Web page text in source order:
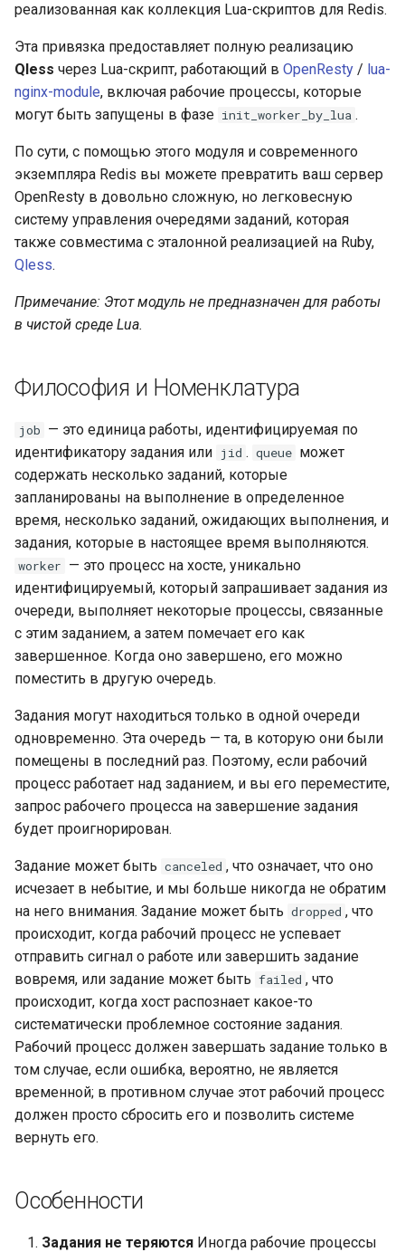
cgi
combined-upstreams
compression-normalize
concat
cookie-flag
coolkit
dav-ext
delay
doh
dynamic-etag
dynamic-limit-req
echo
error-log-write
eval
execute
f4fhds
fancyindex
fips-check
flv
form-input
geoip
google
graphite
Статистика
Время
Обеспечение уникальности
задания
GitHub
реализованная как коллекция Lua-скриптов для Redis.
Эта привязка предоставляет полную реализацию
Qless через Lua-скрипт, работающий в OpenResty / lua-
nginx-module, включая рабочие процессы, которые
могут быть запущены в фазе init_worker_by_lua .
По сути, с помощью этого модуля и современного
экземпляра Redis вы можете превратить ваш сервер
OpenResty в довольно сложную, но легковесную
систему управления очередями заданий, которая
также совместима с эталонной реализацией на Ruby,
Qless.
Примечание: Этот модуль не предназначен для работы
в чистой среде Lua.
Философия и Номенклатура
job — это единица работы, идентифицируемая по
идентификатору задания или jid . queue может
содержать несколько заданий, которые
запланированы на выполнение в определенное
время, несколько заданий, ожидающих выполнения, и
задания, которые в настоящее время выполняются.
worker — это процесс на хосте, уникально
идентифицируемый, который запрашивает задания из
очереди, выполняет некоторые процессы, связанные
с этим заданием, а затем помечает его как
завершенное. Когда оно завершено, его можно
поместить в другую очередь.
Задания могут находиться только в одной очереди
одновременно. Эта очередь — та, в которую они были
помещены в последний раз. Поэтому, если рабочий
процесс работает над заданием, и вы его переместите,
запрос рабочего процесса на завершение задания
будет проигнорирован.
Задание может быть canceled , что означает, что оно
исчезает в небытие, и мы больше никогда не обратим
на него внимания. Задание может быть dropped , что
происходит, когда рабочий процесс не успевает
отправить сигнал о работе или завершить задание
вовремя, или задание может быть failed , что
происходит, когда хост распознает какое-то
систематически проблемное состояние задания.
Рабочий процесс должен завершать задание только в
том случае, если ошибка, вероятно, не является
временной; в противном случае этот рабочий процесс
должен просто сбросить его и позволить системе
вернуть его.
Особенности
Задания не теряются Иногда рабочие процессы